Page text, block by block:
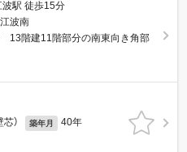
波駅 徒歩15分
波南
階建11階部分の南東向き角部
） 築年月 40年